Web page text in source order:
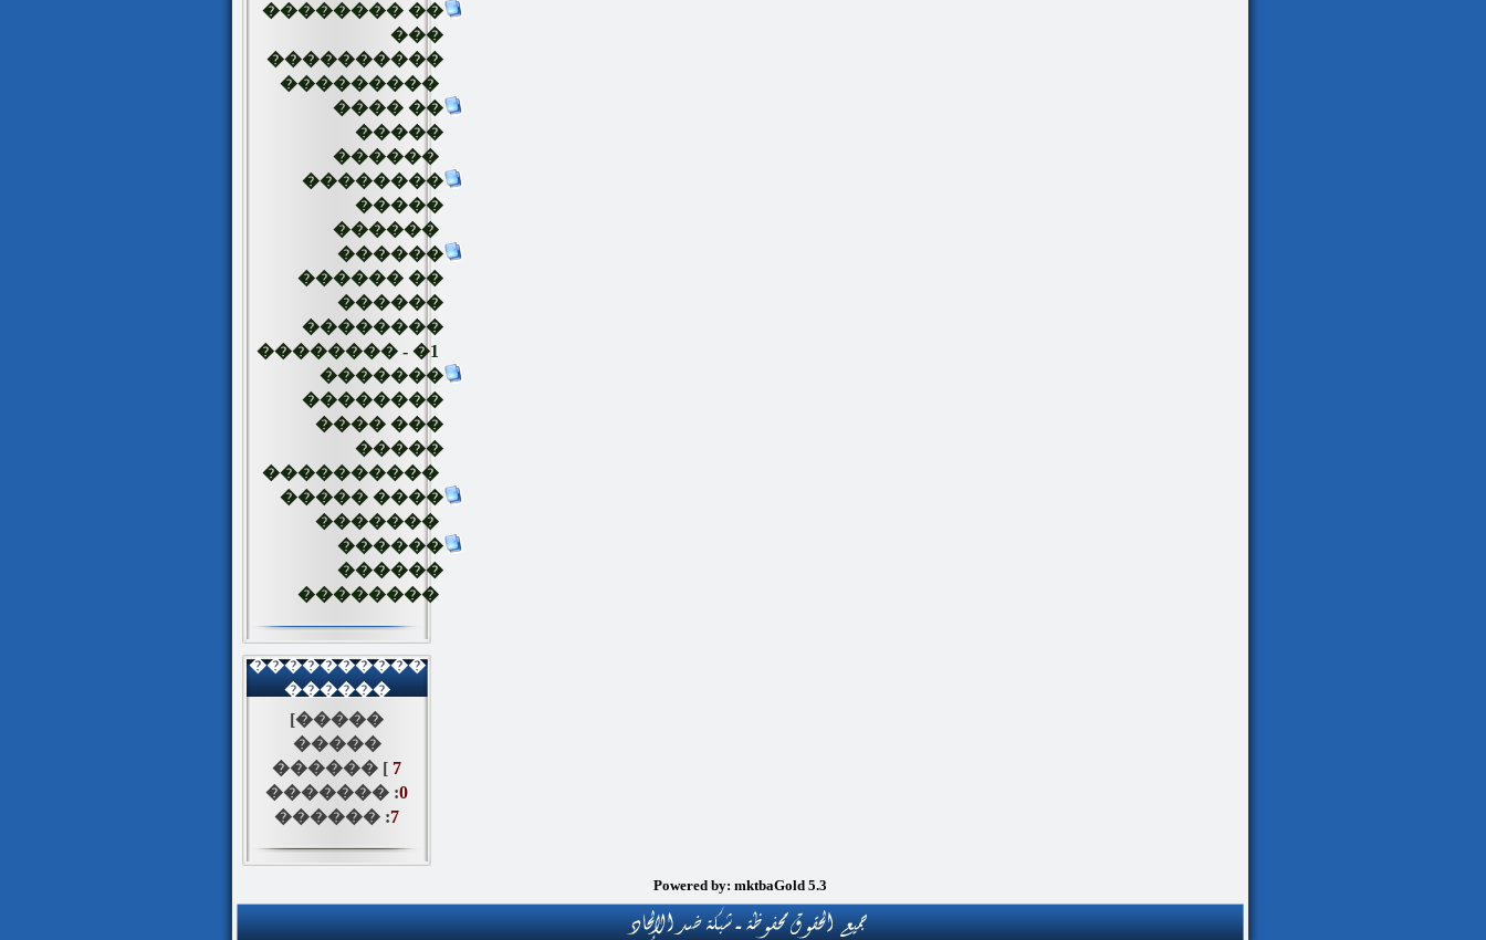
�������� ��
���
����������
���������
���� ��
�����
������
��������
�����
������
������
������ ��
������
��������
�������� - �1
�������
��������
���� ���
�����
����������
����� ����
�������
������
������
��������
����������
������
[�����
�����
������ [ 7
������� :0
������ :7
Powered by: mktbaGold 5.3